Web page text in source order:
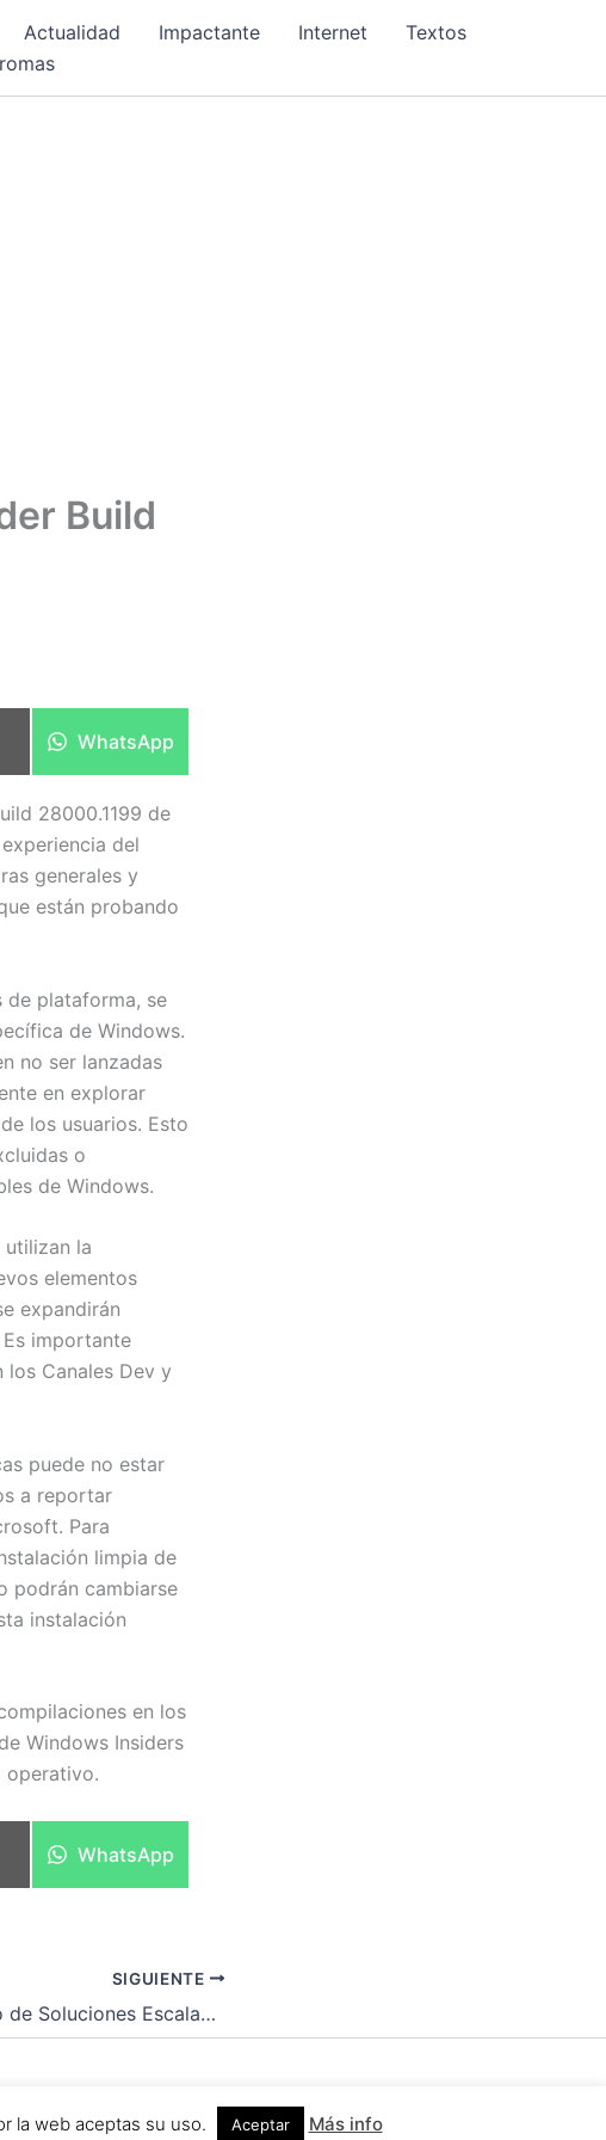
Actualidad Impactante Internet
Textos
Build
Compartir
WhatsApp
28000.1199 de
del
generales y
están probando
de plataforma, se
de Windows.
no ser lanzadas
en explorar
los usuarios. Esto
o
de Windows.
utilizan la
elementos
expandirán
importante
Canales Dev y
puede no estar
a reportar
Para
limpia de
podrán cambiarse
instalación
en los
Windows Insiders
operativo.
Compartir
WhatsApp
SIGUIENTE
Desarrollo de Soluciones Escalables para Inspección de Paneles Solares con IA: Caso de Tata Power CoE y Amazon SageMaker
la web aceptas su uso. Aceptar Más info